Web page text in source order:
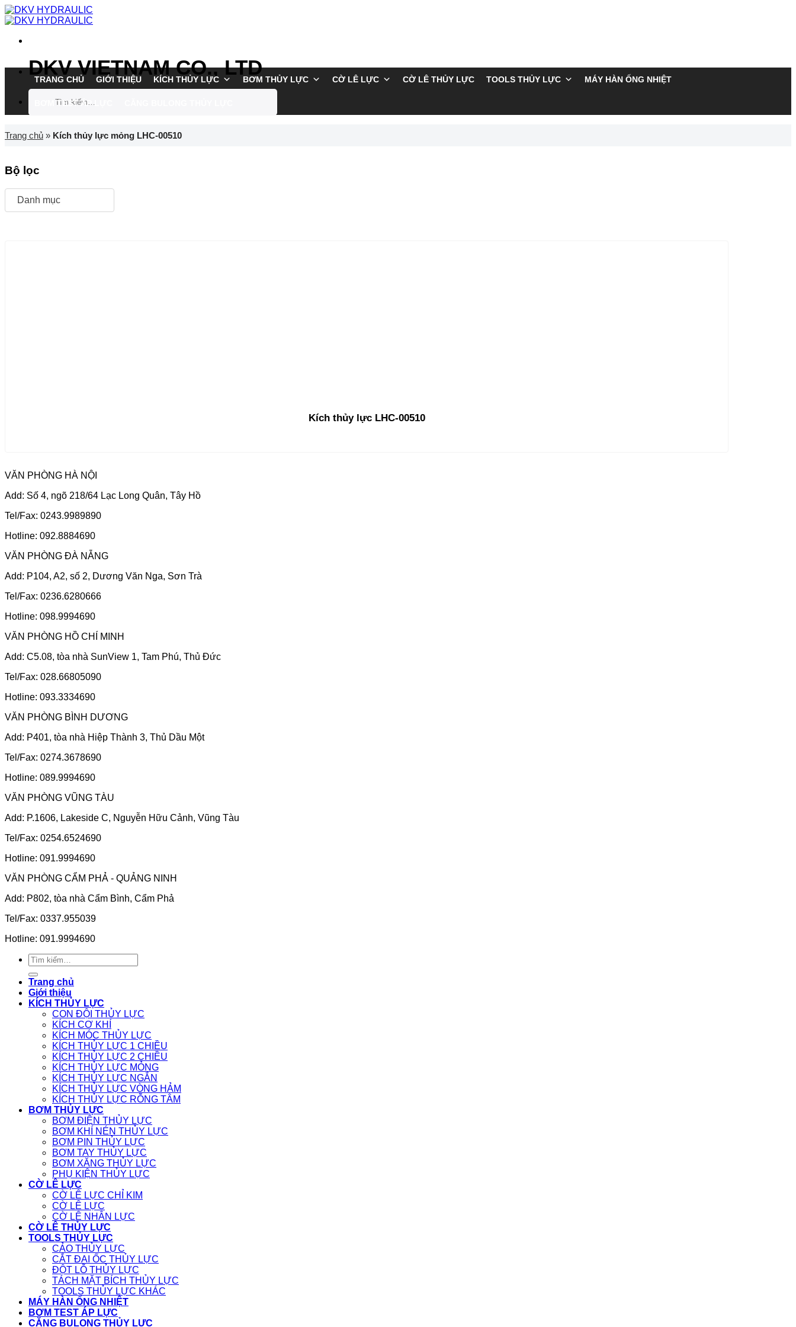
Chuyển
đến
dung
DKV VIETNAM CO., LTD
Tìm
TRANG CHỦ GIỚI THIỆU KÍCH THỦY LỰC BƠM THỦY LỰC CỜ LÊ LỰC CỜ LÊ THỦY LỰC TOOLS THỦY LỰC MÁY HÀN ỐNG NHIỆT
BƠM TEST ÁP LỰC
Trang chủ » Kích thủy lực mỏng LHC-00510
Bộ lọc
Danh mục
Kích thủy lực LHC-00510
VĂN PHÒNG HÀ NỘI
Add: Số 4, ngõ 218/64 Lạc Long Quân, Tây Hồ
Tel/Fax: 0243.9989890
Hotline: 092.8884690
VĂN PHÒNG ĐÀ NẴNG
Add: P104, A2, số 2, Dương Văn Nga, Sơn Trà
Tel/Fax: 0236.6280666
Hotline: 098.9994690
VĂN PHÒNG HỒ CHÍ MINH
Add: C5.08, tòa nhà SunView 1, Tam Phú, Thủ Đức
Tel/Fax: 028.66805090
Hotline: 093.3334690
VĂN PHÒNG BÌNH DƯƠNG
Add: P401, tòa nhà Hiệp Thành 3, Thủ Dầu Một
Tel/Fax: 0274.3678690
Hotline: 089.9994690
VĂN PHÒNG VŨNG TÀU
Add: P.1606, Lakeside C, Nguyễn Hữu Cảnh, Vũng Tàu
Tel/Fax: 0254.6524690
Hotline: 091.9994690
VĂN PHÒNG CẨM PHẢ - QUẢNG NINH
Add: P802, tòa nhà Cẩm Bình, Cẩm Phả
Tel/Fax: 0337.955039
Hotline: 091.9994690
Tìm
kiếm:
Trang chủ
Giới thiệu
KÍCH THỦY LỰC
CON ĐỘI THỦY LỰC
KÍCH CƠ KHÍ
KÍCH MÓC THỦY LỰC
KÍCH THỦY LỰC 1 CHIỀU
KÍCH THỦY LỰC 2 CHIỀU
KÍCH THỦY LỰC MỎNG
KÍCH THỦY LỰC NGẮN
KÍCH THỦY LỰC VÒNG HẢM
KÍCH THỦY LỰC RỖNG TÂM
BƠM THỦY LỰC
BƠM ĐIỆN THỦY LỰC
BƠM KHÍ NÉN THỦY LỰC
BƠM PIN THỦY LỰC
BƠM TAY THỦY LỰC
BƠM XĂNG THỦY LỰC
PHỤ KIỆN THỦY LỰC
CỜ LÊ LỰC
CỜ LÊ LỰC CHỈ KIM
CỜ LÊ LỰC
CỜ LÊ NHÂN LỰC
CỜ LÊ THỦY LỰC
TOOLS THỦY LỰC
CẢO THỦY LỰC
CẮT ĐAI ỐC THỦY LỰC
ĐỘT LỖ THỦY LỰC
TÁCH MẶT BÍCH THỦY LỰC
TOOLS THỦY LỰC KHÁC
MÁY HÀN ỐNG NHIỆT
BƠM TEST ÁP LỰC
CĂNG BULONG THỦY LỰC